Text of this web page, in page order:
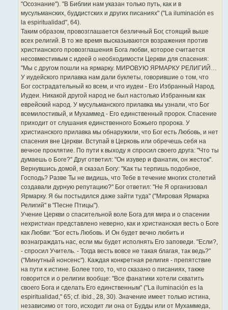
"Осознание"). "В Библии нам указан только путь, как и в
мусульманских, буддистских и других писаниях" ("La iluminación es
la espiritualidad", 64).
Таким образом, провозглашается безличный Бог, стоящий выше
всех религий. В то же время высказываются возражения против
христианского провозглашения Бога любви, которое считается
несовместимым с идеей о необходимости Церкви для спасения:
"Мы с другом пошли на ярмарку. МИРОВУЮ ЯРМАРКУ РЕЛИГИЙ…
У иудейского прилавка нам дали буклеты, говорившие о том, что
Бог сострадательный ко всем, и что иудеи - Его Избранный Народ.
Иудеи. Никакой другой народ не был настолько Избранным как
еврейский народ. У мусульманского прилавка мы узнали, что Бог
всемилостивый, и Мухаммед - Его единственный пророк. Спасение
приходит от слушания единственного Божьего пророка. У
христианского прилавка мы обнаружили, что Бог есть Любовь, и нет
спасения вне Церкви. Вступай в Церковь или обречешь себя на
вечное проклятие. По пути к выходу я спросил своего друга: "Что ты
думаешь о Боге?" Друг ответил: "Он изувер и фанатик, он жесток".
Вернувшись домой, я сказал Богу: "Как ты терпишь подобное,
Господь? Разве Ты не видишь, что Тебе в течение многих столетий
создавали дурную репутацию?" Бог ответил: "Не Я организовал
Ярмарку. Я бы постыдился даже зайти туда" ("Мировая Ярмарка
Религий" в "Песне Птицы").
Учение Церкви о спасительной воле Бога для мира и о спасении
нехристиан представлено неверно, как и христианская весть о Боге
как Любви: "Бог есть Любовь. И Он будет вечно любить и
вознаграждать нас, если мы будет исполнять Его заповеди. "Если?,
- спросил Учитель. - Тогда весть вовсе не такая благая, так ведь?"
("Минутный нонсенс"). Каждая конкретная религия - препятствие
на пути к истине. Более того, то, что сказано о писаниях, также
говорится и о религии вообще: "Все фанатики хотели схватить
своего Бога и сделать Его единственным" ("La iluminación es la
espiritualidad," 65; cf. ibid., 28, 30). Значение имеет только истина,
независимо от того, исходит ли она от Будды или от Мухаммеда,